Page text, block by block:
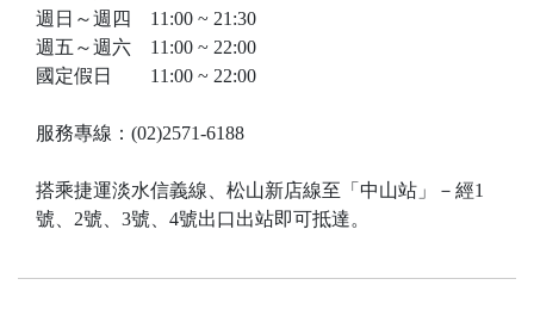
週日～週四 11:00 ~ 21:30
週五～週六 11:00 ~ 22:00
國定假日 11:00 ~ 22:00
服務專線：(02)2571-6188
搭乘捷運淡水信義線、松山新店線至「中山站」－經1
號、2號、3號、4號出口出站即可抵達。